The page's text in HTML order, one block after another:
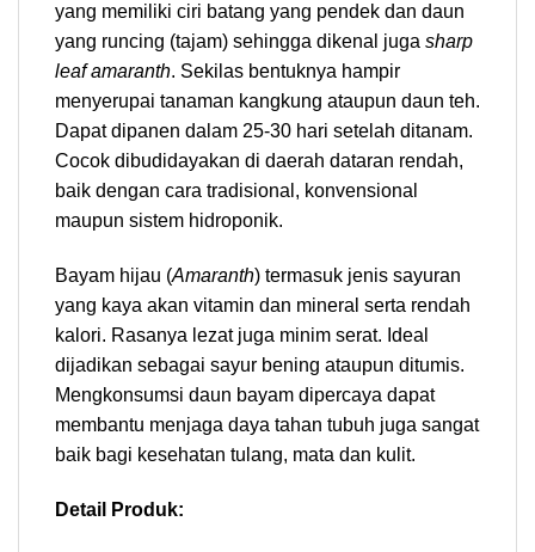
yang memiliki ciri batang yang pendek dan daun
yang runcing (tajam) sehingga dikenal juga sharp
leaf amaranth. Sekilas bentuknya hampir
menyerupai tanaman kangkung ataupun daun teh.
Dapat dipanen dalam 25-30 hari setelah ditanam.
Cocok dibudidayakan di daerah dataran rendah,
baik dengan cara tradisional, konvensional
maupun sistem hidroponik.
Bayam hijau (Amaranth) termasuk jenis sayuran
yang kaya akan vitamin dan mineral serta rendah
kalori. Rasanya lezat juga minim serat. Ideal
dijadikan sebagai sayur bening ataupun ditumis.
Mengkonsumsi daun bayam dipercaya dapat
membantu menjaga daya tahan tubuh juga sangat
baik bagi kesehatan tulang, mata dan kulit.
Detail Produk: